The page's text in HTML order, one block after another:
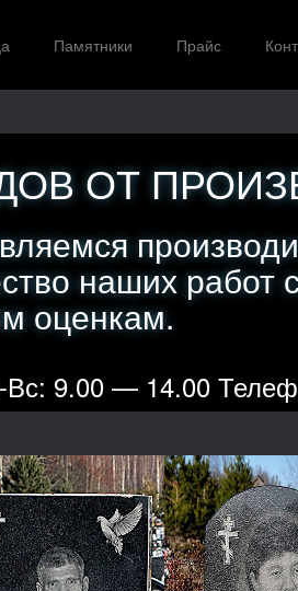
Памятники Прайс
ОТ
наших работ
оценкам.
9.00 — 14.00